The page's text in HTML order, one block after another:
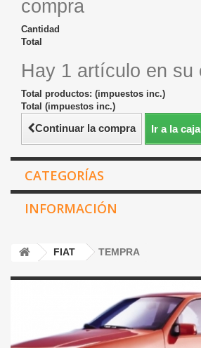
compra
Cantidad
Total
Hay 1 artículo en su
Total productos: (impuestos inc.)
Total (impuestos inc.)
Continuar la compra Ir a la caja
CATEGORÍAS
INFORMACIÓN
FIAT TEMPRA